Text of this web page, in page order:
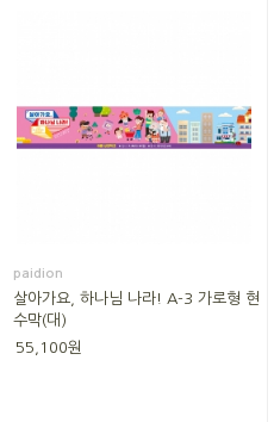
paidion
살아가요, 하나님 나라! A-3 가로형 현
수막(대)
55,100원